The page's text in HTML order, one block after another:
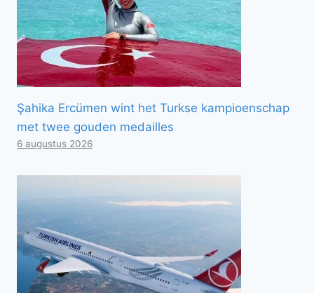
Şahika Ercümen wint het Turkse kampioenschap
met twee gouden medailles
6 augustus 2026